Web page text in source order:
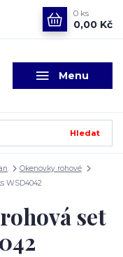
Menu
Hledat
0 ks
0,00 Kč
Okenovky rohové
WSD4042
set